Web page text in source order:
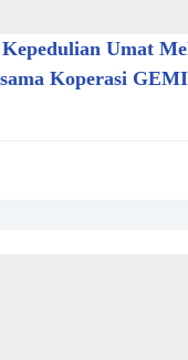
Umat
Koperasi GEMI